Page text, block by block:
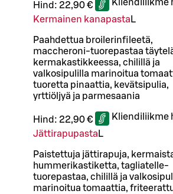
Hind: 22,90 € Kliendiliikme
Kermainen kanapasta L
Paahdettua broilerinfileetä,
maccheroni-tuorepastaa
kermakastikkeessa, chilillä ja
valkosipulilla marinoitua
tuoretta pinaattia, kevätsipulia,
yrttiöljyä ja parmesaania
Hind: 22,90 € Kliendiliikme
Jättirapupasta L
Paistettuja jättirapuja,
hummerikastiketta, tagliatelle-
tuorepastaa, chilillä ja
marinoitua tomaattia,